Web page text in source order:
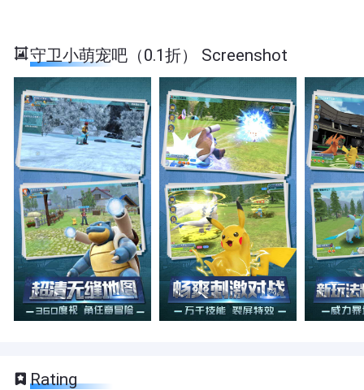
守卫小萌宠吧（0.1折） Screenshot
Rating